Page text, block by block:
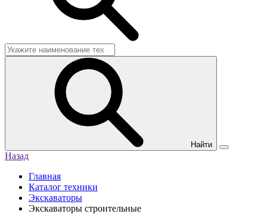
Найти
Назад
Главная
Каталог техники
Экскаваторы
Экскаваторы строительные